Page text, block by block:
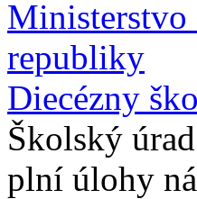
Ministerstvo
republiky
Diecézny
Školský
plní úlohy